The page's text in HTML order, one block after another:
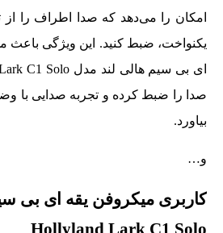
امکان را می‌دهد که صدا اطراف را
یکنواخت، ضبط کنید. این ویژگی باعث
صدا را ضبط کرده و تجربه صدایی با
بیاورد.
و…
کاربری میکروفن یقه ای بی
Hollyland Lark C1 Solo